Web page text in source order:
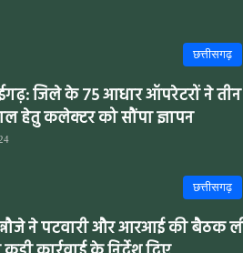
छत्तीसगढ़
जिले के 75 आधार ऑपरेटरों ने तीन
हेतु कलेक्टर को सौंपा ज्ञापन
छत्तीसगढ़
ने पटवारी और आरआई की बैठक